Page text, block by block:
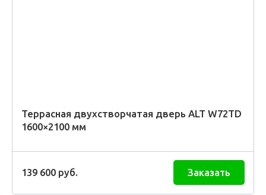
Террасная двухстворчатая дверь ALT W72TD
1600×2100 мм
139 600 руб. Заказать